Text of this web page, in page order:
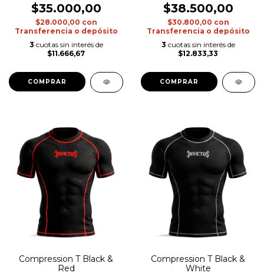
$35.000,00
$28.000,00 con
Transferencia o depósito
3 cuotas sin interés de
$11.666,67
COMPRAR
$38.500,00
$30.800,00 con
Transferencia o depósito
3 cuotas sin interés de
$12.833,33
COMPRAR
Compression T Black &
Red
Compression T Black &
White